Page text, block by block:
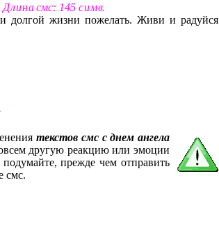
Д л и н асмс: 145 с и м в.
долгой жизни пожелать. Живи и радуйся
текстов смс с днем ангела
другую реакцию или эмоции
прежде чем отправить
смс.